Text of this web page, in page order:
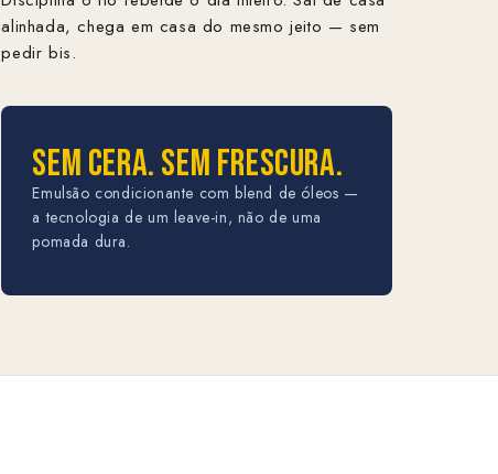
alinhada, chega em casa do mesmo jeito — sem
pedir bis.
SEM CERA. SEM FRESCURA.
Emulsão condicionante com blend de óleos —
a tecnologia de um leave-in, não de uma
pomada dura.